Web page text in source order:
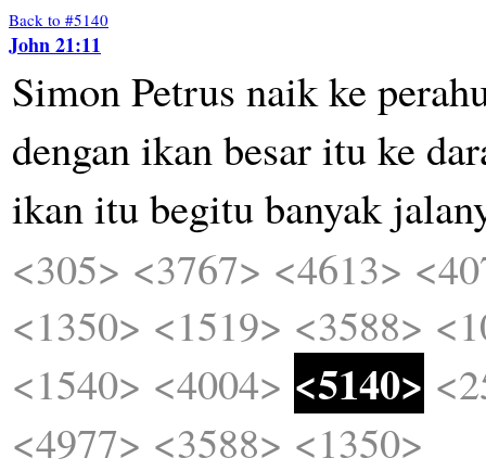
Back to #5140
John 21:11
SimonPetrus naikke
denganikanbesarituke
ikanitubegitubanyak
<305> <3767> <4613>
<1350> <1519> <3588>
<1540> <4004> <5140>
<4977> <3588> <1350>